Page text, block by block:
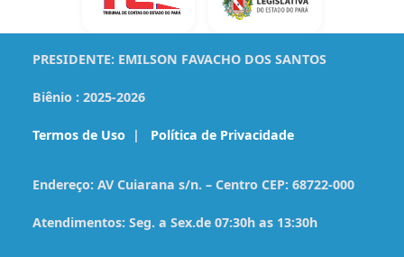
PRESIDENTE: EMILSON FAVACHO DOS SANTOS
Biênio : 2025-2026
Termos de Uso | Política de Privacidade
Endereço: AV Cuiarana s/n. – Centro CEP: 68722-000
Atendimentos: Seg. a Sex.de 07:30h as 13:30h